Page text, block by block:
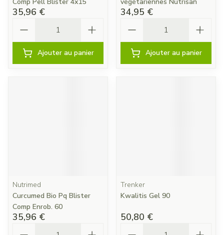
35,96 €
Ajouter au panier
34,95 €
Ajouter au panier
Nutrimed
Curcumed Bio Pq Blister
Comp Enrob. 60
35,96 €
Trenker
Kwalitis Gel 90
50,80 €